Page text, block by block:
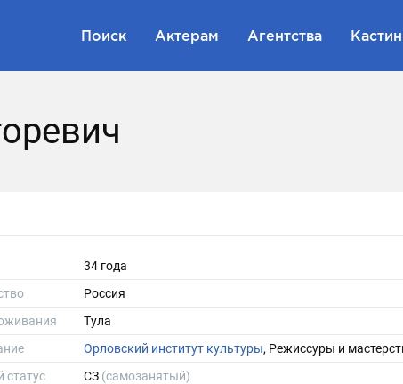
Поиск Актерам Агентства
34 года
Россия
Тула
Орловский институт культуры, Режиссуры и
статус
СЗ (самозанятый)